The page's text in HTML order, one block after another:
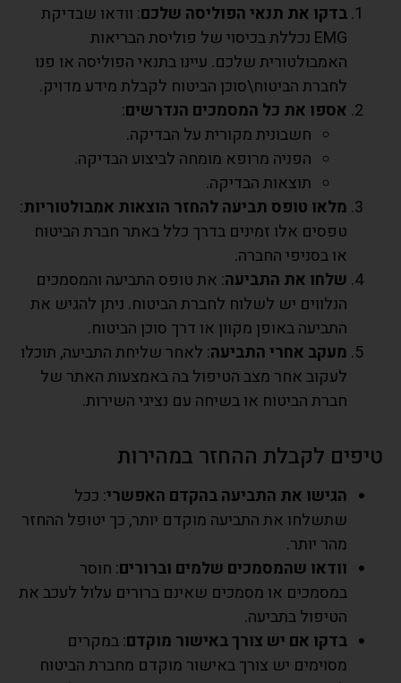
בדקו את תנאי הפוליסה שלכם: וודאו שבדיקת
EMG נכללת בכיסוי של פוליסת הבריאות
האמבולטורית שלכם. עיינו בתנאי הפוליסה או פנו
לחברת הביטוח\סוכן הביטוח לקבלת מידע מדויק.
אספו את כל המסמכים הנדרשים:
חשבונית מקורית על הבדיקה.
הפניה מרופא מומחה לביצוע הבדיקה.
תוצאות הבדיקה.
מלאו טופס תביעה להחזר הוצאות אמבולטוריות:
טפסים אלו זמינים בדרך כלל באתר חברת הביטוח
או בסניפי החברה.
שלחו את התביעה: את טופס התביעה והמסמכים
הנלווים יש לשלוח לחברת הביטוח. ניתן להגיש את
התביעה באופן מקוון או דרך סוכן הביטוח.
מעקב אחרי התביעה: לאחר שליחת התביעה, תוכלו
לעקוב אחר מצב הטיפול בה באמצעות האתר של
חברת הביטוח או בשיחה עם נציגי השירות.
טיפים לקבלת ההחזר במהירות
הגישו את התביעה בהקדם האפשרי: ככל
שתשלחו את התביעה מוקדם יותר, כך יטופל ההחזר
מהר יותר.
וודאו שהמסמכים שלמים וברורים: חוסר
במסמכים או מסמכים שאינם ברורים עלול לעכב את
הטיפול בתביעה.
בדקו אם יש צורך באישור מוקדם: במקרים
מסוימים יש צורך באישור מוקדם מחברת הביטוח